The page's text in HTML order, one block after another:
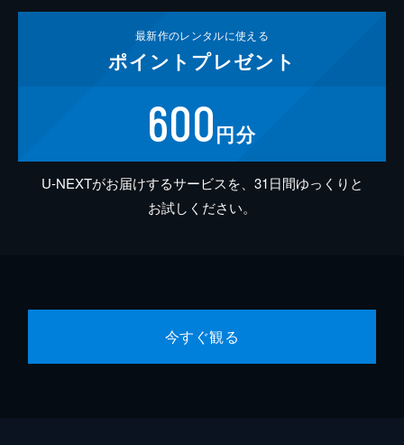
最新作のレンタルに使える
ポイント プレゼント
600円分
U-NEXTがお届けするサービスを、31日間ゆっくりと
お試しください。
今すぐ観る